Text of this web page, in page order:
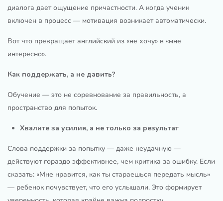
диалога дает ощущение причастности. А когда ученик
включен в процесс — мотивация возникает автоматически.
Вот что превращает английский из «не хочу» в «мне
интересно».
Как поддержать, а не давить?
Обучение — это не соревнование за правильность, а
пространство для попыток.
Хвалите за усилия, а не только за результат
Слова поддержки за попытку — даже неудачную —
действуют гораздо эффективнее, чем критика за ошибку. Если
сказать: «Мне нравится, как ты стараешься передать мысль»
— ребенок почувствует, что его услышали. Это формирует